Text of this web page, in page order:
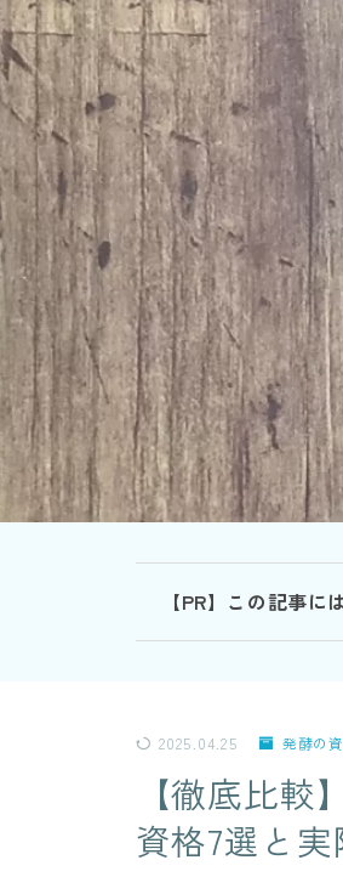
【PR】この記事に
2025.04.25 発酵の
【徹底比
資格7選と実